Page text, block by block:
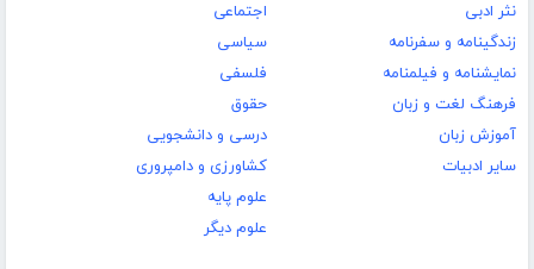
نثر ادبی
زندگینامه و سفرنامه
نمایشنامه و فیلمنامه
فرهنگ لغت و زبان
آموزش زبان
سایر ادبیات
اجتماعی
سیاسی
فلسفی
حقوق
درسی و دانشجویی
کشاورزی و دامپروری
علوم پایه
علوم دیگر